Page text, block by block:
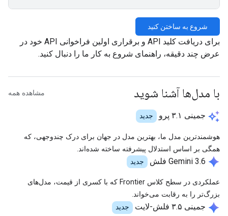
شروع به ساختن کنید
برای دریافت کلید API و برقراری اولین فراخوانی API خود در
عرض چند دقیقه، راهنمای شروع به کار ما را دنبال کنید.
با مدل‌ها آشنا شوید مشاهده همه
auto_awesome جمینی ۳.۱ پرو جدید
هوشمندترین مدل ما، بهترین مدل در جهان برای درک چندوجهی، که
همگی بر اساس استدلال پیشرفته ساخته شده‌اند.
spark جدید
عملکردی در سطح کلاس Frontier که با کسری از قیمت، مدل‌های
بزرگ‌تر را به رقابت می‌خواند.
spark جمینی ۳.۵ فلش-لایت جدید